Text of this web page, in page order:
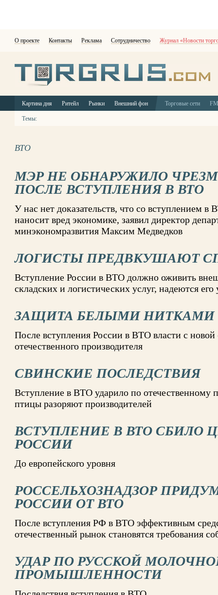
О проекте Контакты Реклама Сотрудничество Журнал «Новости
Картина дня Ритейл Рынки Внешний фон Торговые сети
Темы:
ВТО
МЭР НЕ ОБНАРУЖИЛО
ПОСЛЕ ВСТУПЛЕНИЯ В ВТО
У нас нет доказательств, что со вступлением в
наносит вред экономике, заявил директор
минэкономразвития Максим Медведков
ЛОГИСТЫ ПРЕДВКУШАЮТ
Вступление России в ВТО должно оживить
складских и логистических услуг, надеются его
ЗАЩИТА БЕЛЫМИ НИТКАМИ
После вступления России в ВТО власти с новой
отечественного производителя
СВИНСКИЕ ПОСЛЕДСТВИЯ
Вступление в ВТО ударило по отечественному
птицы разоряют производителей
ВСТУПЛЕНИЕ В ВТО СБИЛО
РОССИИ
До европейского уровня
РОССЕЛЬХОЗНАДЗОР
РОССИИ ОТ ВТО
После вступления РФ в ВТО эффективным
отечественный рынок становятся требования
УДАР ПО РУССКОЙ
ПРОМЫШЛЕННОСТИ